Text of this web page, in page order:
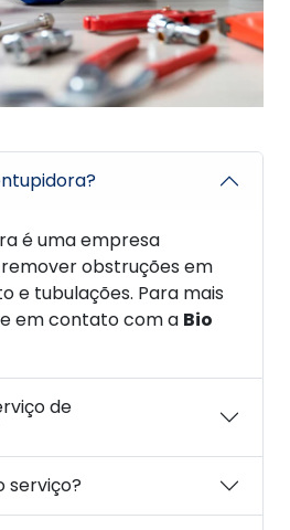
é uma empresa
obstruções em
e tubulações. Para mais
em contato com a Bio
de
serviço?